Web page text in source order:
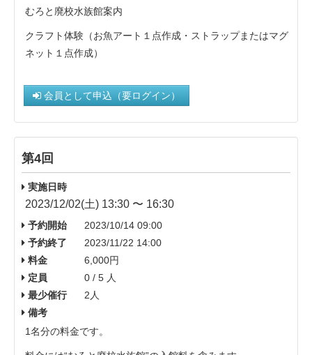
むろと廃校水族館案内
クラフト体験（お魚アート１点作成・ストラップまたはマグ
ネット１点作成）
会員として申込（要ログイン）
第4回
実施日時
2023/12/02(土) 13:30 〜 16:30
予約開始
2023/10/14 09:00
予約終了
2023/11/22 14:00
料金
6,000円
定員
0 / 5 人
最少催行
2人
備考
1名分の料金です。